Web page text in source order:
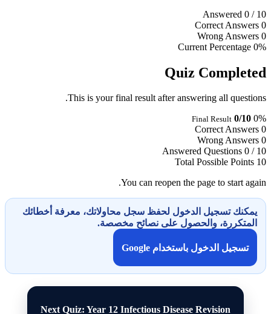
Answered 0/ 10
Correct Answers 0
Wrong Answers 0
Current Percentage 0%
Quiz Completed
This is your final result after answering all questions.
Final Result 0/10 0%
Correct Answers 0
Wrong Answers 0
Answered Questions 0 / 10
Total Possible Points 10
You can reopen the page to start again.
يمكنك تسجيل الدخول لحفظ سجل محاولاتك، معرفة أخطائك
المتكررة، والحصول على نصائح مخصصة.
تسجيل الدخول باستخدام Google
Next Quiz: Year 12 Infectious Disease Revision